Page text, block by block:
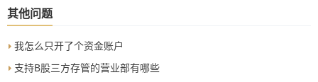
面至【融资融券创业板权限开通】，点击进入，根据提
户、机构客户以及开户证件不为身份证的客户线上办理
其他问题
我怎么只开了个资金账户
支持B股三方存管的营业部有哪些